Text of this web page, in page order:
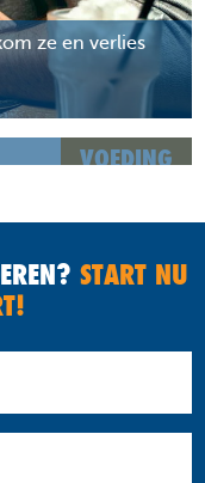
ze en verlies
VOEDING
START NU